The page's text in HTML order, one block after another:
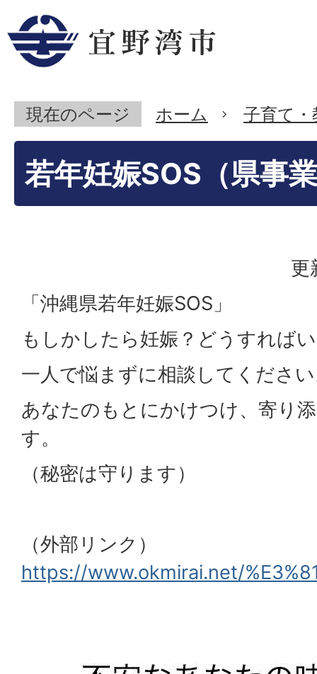
現在のページ ホーム 子育て・
若年妊娠SOS（県事
更
「沖縄県若年妊娠SOS」
もしかしたら妊娠？どうすれば
一人で悩まずに相談してくださ
あなたのもとにかけつけ、寄り
す。
（秘密は守ります）
（外部リンク）
https://www.okmirai.net/